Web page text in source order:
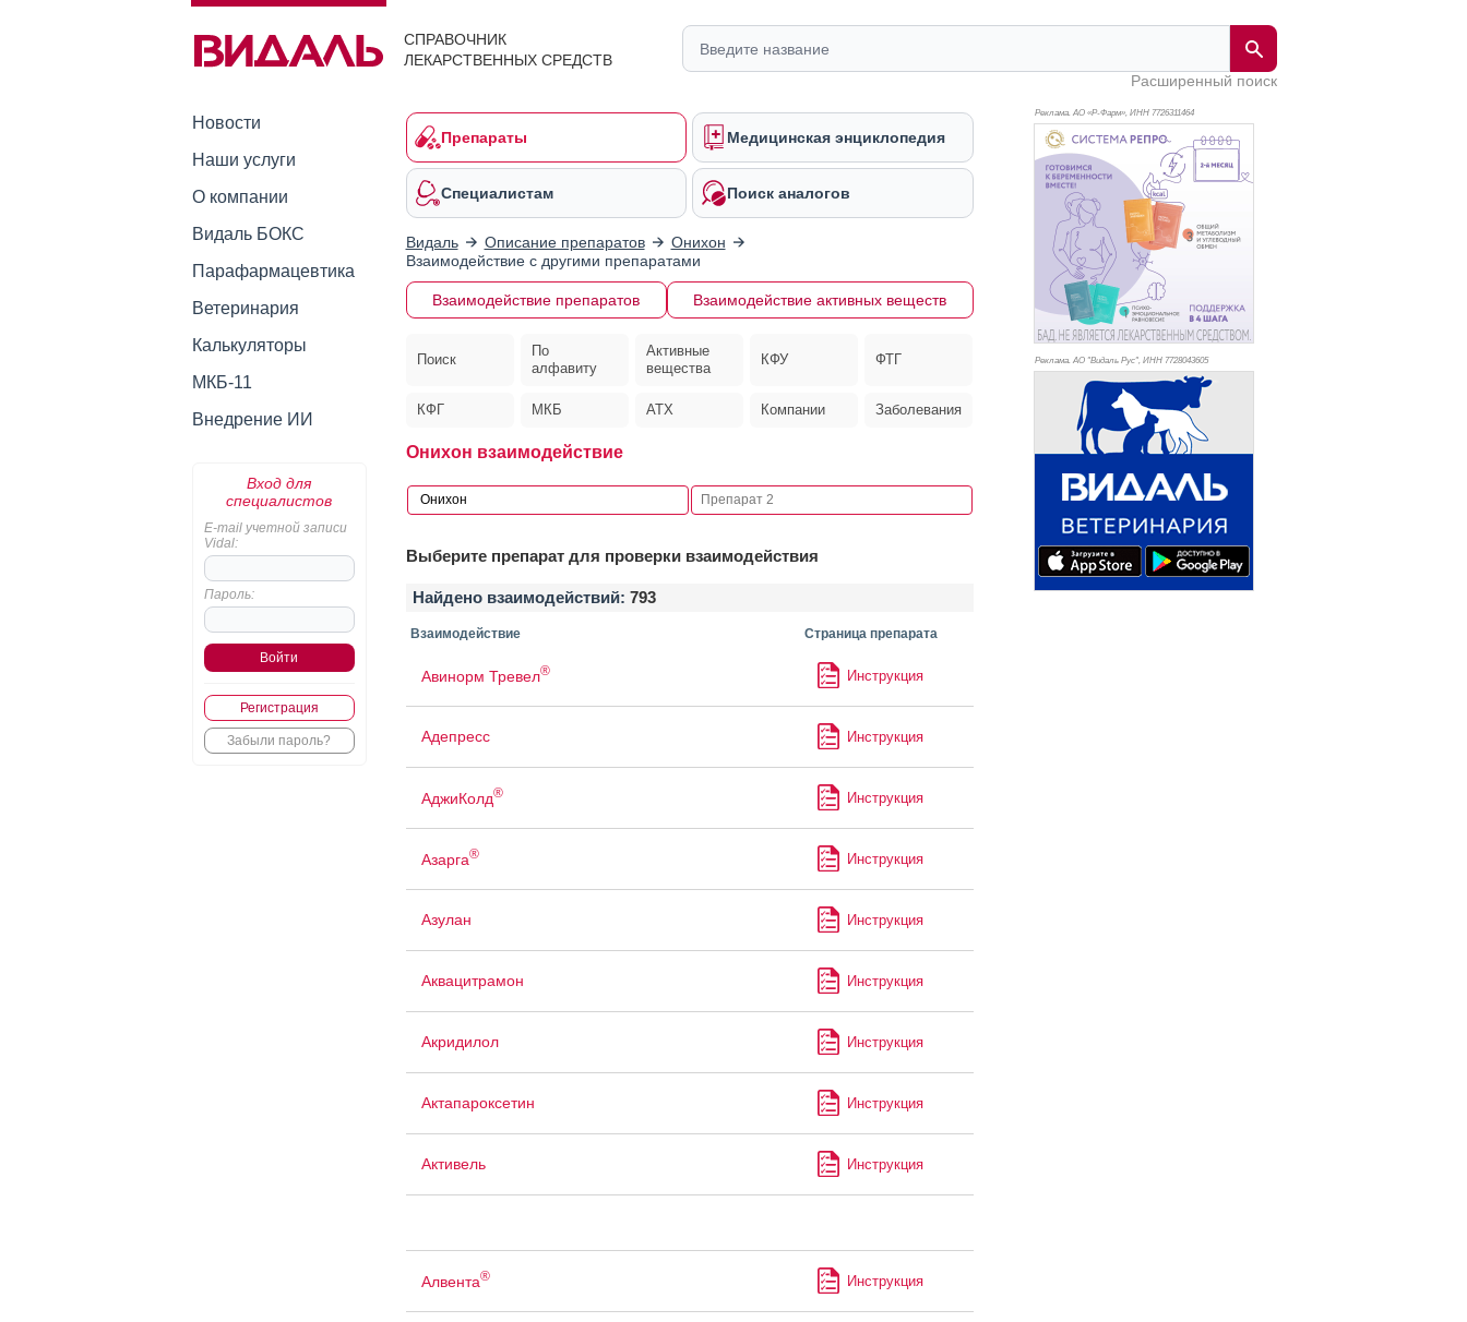
СПРАВОЧНИК
ЛЕКАРСТВЕННЫХ СРЕДСТВ
Расширенный поиск
Новости
Наши услуги
О компании
Видаль БОКС
Парафармацевтика
Ветеринария
Калькуляторы
МКБ-11
Внедрение ИИ
Вход для
специалистов
E-mail учетной записи
Vidal:
Пароль:
Регистрация
Забыли пароль?
Препараты Медицинская энциклопедия
Специалистам Поиск аналогов
Видаль Описание препаратов
Онихон
Взаимодействие с другими препаратами
Взаимодействие препаратов Взаимодействие активных веществ
Поиск
По
алфавиту
Активные
вещества
КФУ ФТГ
КФГ МКБ АТХ Компании Заболевания
Онихон взаимодействие
Выберите препарат для проверки взаимодействия
Найдено взаимодействий: 793
Взаимодействие Страница препарата
Авинорм Тревел® Инструкция
Адепресс Инструкция
АджиКолд® Инструкция
Азарга® Инструкция
Азулан Инструкция
Аквацитрамон Инструкция
Акридилол Инструкция
Актапароксетин Инструкция
Активель Инструкция
Алвента® Инструкция
Реклама. АО «Р-Фарм», ИНН 7726311464
Реклама. АО "Видаль Рус", ИНН 7728043605